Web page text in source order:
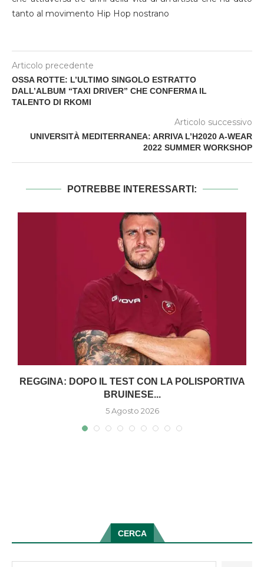
tanto al movimento Hip Hop nostrano
Articolo precedente
OSSA ROTTE: L’ULTIMO SINGOLO ESTRATTO
DALL’ALBUM “TAXI DRIVER” CHE CONFERMA IL
TALENTO DI RKOMI
Articolo successivo
UNIVERSITÀ MEDITERRANEA: ARRIVA L’H2020 A-WEAR
2022 SUMMER WORKSHOP
POTREBBE INTERESSARTI:
REGGINA: DOPO IL TEST CON LA POLISPORTIVA
BRUINESE...
5 Agosto 2026
CERCA